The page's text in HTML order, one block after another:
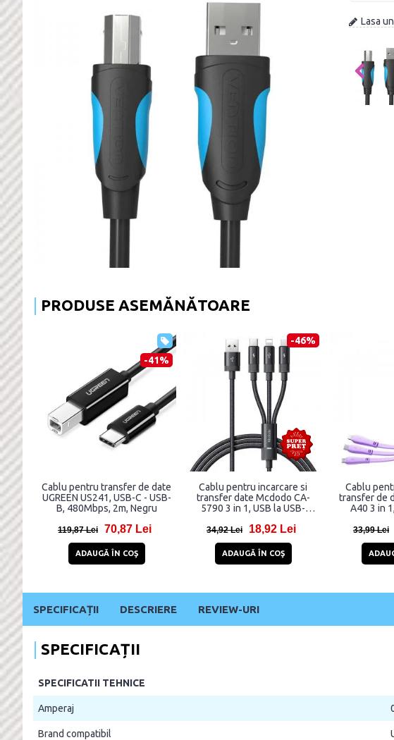
Lasa
PRODUSE ASEMĂNĂTOARE
-41%
Cablu pentru transfer de date
UGREEN US241, USB-C - USB-
B, 480Mbps, 2m, Negru
119,87 Lei 70,87 Lei
ADAUGĂ ÎN COŞ
-46%
Cablu pentru incarcare si
transfer date Mcdodo CA-
5790 3 in 1, USB la USB-
1.2m, Negru
34,92 Lei 18,92 Lei
ADAUGĂ ÎN COŞ
Cablu
transfer de
A40 3 in
33,99 Lei
SPECIFICAȚII DESCRIERE REVIEW-URI
SPECIFICAȚII
SPECIFICATII TEHNICE
Amperaj
Brand compatibil